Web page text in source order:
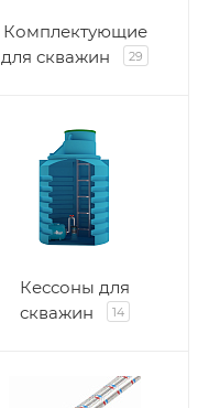
Комплектующие
для скважин
29
Кессоны для
скважин
14